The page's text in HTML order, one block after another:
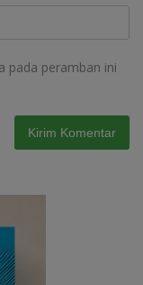
pada peramban ini